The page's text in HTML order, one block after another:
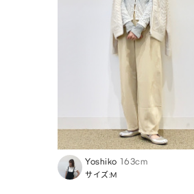
Yoshiko 163cm
サイズ:M